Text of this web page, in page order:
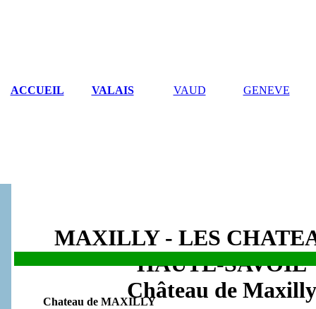
MAXILLY - LES
HAUTE-SAVOIE
Château de Maxilly
ACCUEIL VALAIS VAUD GENEVE
Chateau de MAXILLY